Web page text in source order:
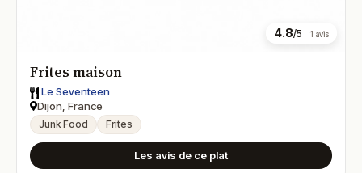
4.8/5 1 avis
Frites maison
Le Seventeen
Dijon, France
Junk Food Frites
Les avis de ce plat